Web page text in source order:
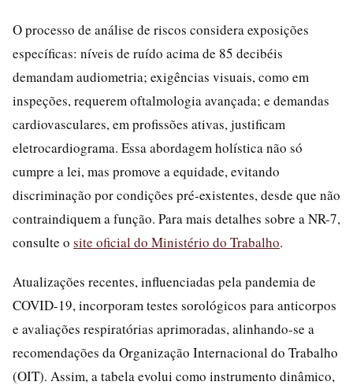
O processo de análise de riscos considera exposições
específicas: níveis de ruído acima de 85 decibéis
demandam audiometria; exigências visuais, como em
inspeções, requerem oftalmologia avançada; e demandas
cardiovasculares, em profissões ativas, justificam
eletrocardiograma. Essa abordagem holística não só
cumpre a lei, mas promove a equidade, evitando
discriminação por condições pré-existentes, desde que não
contraindiquem a função. Para mais detalhes sobre a NR-7,
consulte o site oficial do Ministério do Trabalho.
Atualizações recentes, influenciadas pela pandemia de
COVID-19, incorporam testes sorológicos para anticorpos
e avaliações respiratórias aprimoradas, alinhando-se a
recomendações da Organização Internacional do Trabalho
(OIT). Assim, a tabela evolui como instrumento dinâmico,